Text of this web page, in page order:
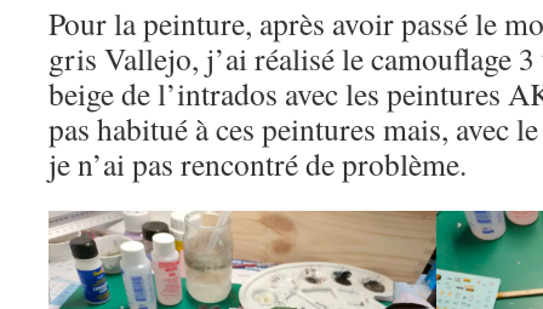
Pour la peinture, après avoir passé le
gris Vallejo, j’ai réalisé le camouflage
beige de l’intrados avec les peintures
pas habitué à ces peintures mais, avec
je n’ai pas rencontré de problème.